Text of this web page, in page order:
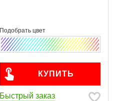
КУПИТЬ
Быстрый заказ